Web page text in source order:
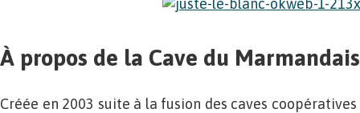
À propos de la Cave du Marmandais
Créée en 2003 suite à la fusion des caves